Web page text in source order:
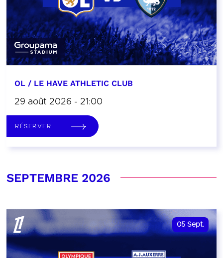
OL / LE HAVE ATHLETIC CLUB
29 août 2026 - 21:00
RÉSERVER
SEPTEMBRE 2026
05 Sept.